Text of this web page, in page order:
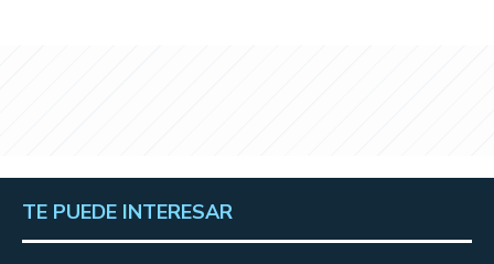
TE PUEDE INTERESAR